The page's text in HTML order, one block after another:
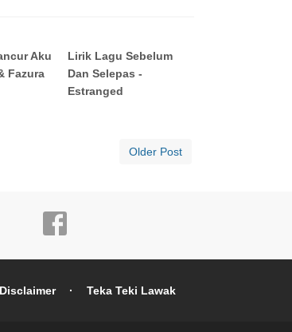
Aku
Fazura
Lirik Lagu Sebelum
Dan Selepas -
Estranged
Older Post
Disclaimer Teka Teki Lawak